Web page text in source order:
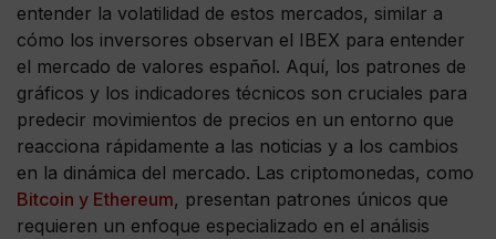
entender la volatilidad de estos mercados, similar a
cómo los inversores observan el IBEX para entender
el mercado de valores español. Aquí, los patrones de
gráficos y los indicadores técnicos son cruciales para
predecir movimientos de precios en un entorno que
reacciona rápidamente a las noticias y a los cambios
en la dinámica del mercado. Las criptomonedas, como
Bitcoin y Ethereum, presentan patrones únicos que
requieren un enfoque especializado en el análisis